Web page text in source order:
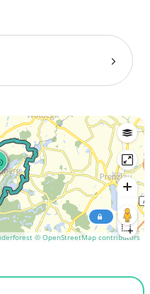
© OpenStreetMap contributors